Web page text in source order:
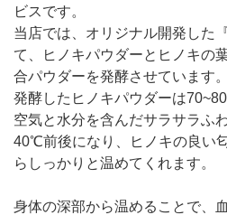
ビスです。
当店では、オリジナル開発した
て、ヒノキパウダーとヒノキの
合パウダーを発酵させています。
発酵したヒノキパウダーは
空気と水分を含んだサラサラふ
40℃前後になり、ヒノキの良い
らしっかりと温めてくれます。
身体の深部から温めることで、